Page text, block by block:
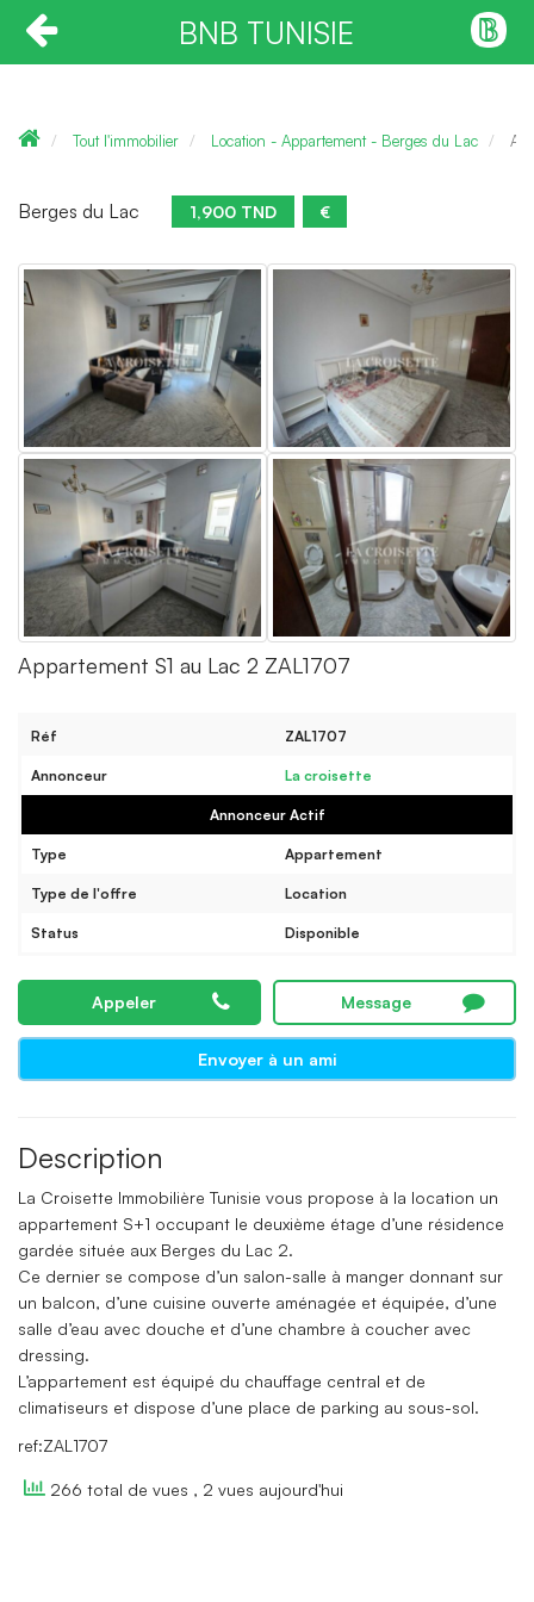
BNB TUNISIE
Tout l'immobilier Location - Appartement - Berges du Lac
Berges du Lac 1,900 TND €
Appartement S1 au Lac 2 ZAL1707
Réf ZAL1707
Annonceur La croisette
Annonceur Actif
Type Appartement
Type de l'offre Location
Status Disponible
Appeler Message
Envoyer à un ami
Description
La Croisette Immobilière Tunisie vous propose à la location un
appartement S+1 occupant le deuxième étage d’une résidence
gardée située aux Berges du Lac 2.
Ce dernier se compose d’un salon-salle à manger donnant sur
un balcon, d’une cuisine ouverte aménagée et équipée, d’une
salle d’eau avec douche et d’une chambre à coucher avec
dressing.
L’appartement est équipé du chauffage central et de
climatiseurs et dispose d’une place de parking au sous-sol.
ref:ZAL1707
266 total de vues , 2 vues aujourd'hui